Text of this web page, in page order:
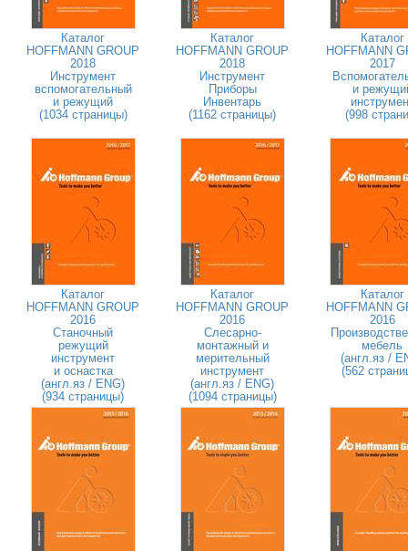
Каталог
HOFFMANN GROUP
2018
Инструмент
вспомогательный
и режущий
(1034 страницы)
Каталог
HOFFMANN GROUP
2018
Инструмент
Приборы
Инвентарь
(1162 страницы)
Каталог
HOFFMANN
2017
и
(998
Каталог
HOFFMANN GROUP
2016
Станочный
режущий
инструмент
и оснастка
(англ.яз / ENG)
(934 страницы)
Каталог
HOFFMANN GROUP
2016
Слесарно-
монтажный и
мерительный
инструмент
(англ.яз / ENG)
(1094 страницы)
Каталог
HOFFMANN
2016
мебель
(англ.яз /
(562